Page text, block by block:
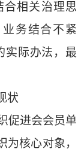
合相关治理思
务结合不紧
实际办法，最
状
促进会会员单
核心对象，